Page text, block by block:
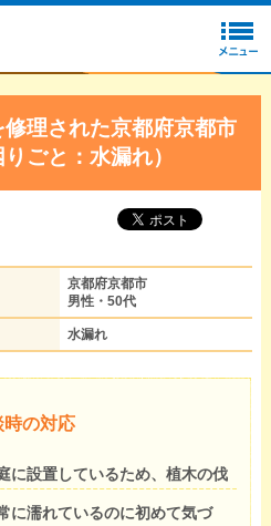
理された京都府京都市
ごと：水漏れ）
京都府京都市
男性・50代
水漏れ
の対応
に設置しているため、植木の伐
に濡れているのに初めて気づ